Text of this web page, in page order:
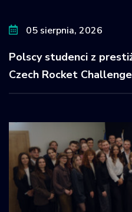
05 sierpnia, 2026
Polscy studenci z
Czech Rocket